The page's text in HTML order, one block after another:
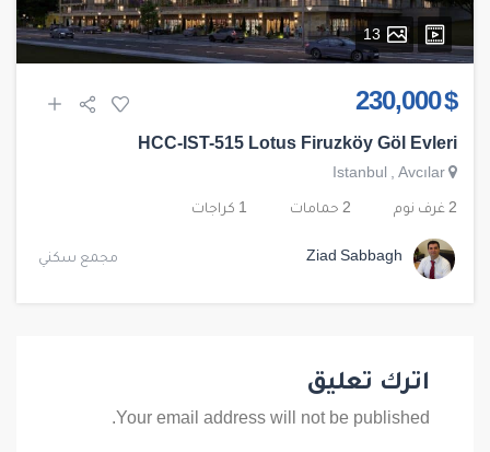
13
$ 230,000
HCC-IST-515 Lotus Firuzköy Göl Evleri
Istanbul , Avcılar
2 غرف نوم 2 حمامات 1 كراجات
Ziad Sabbagh مجمع سكني
اترك تعليق
Your email address will not be published.